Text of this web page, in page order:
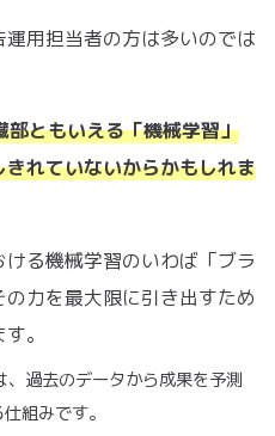
用担当者の方は多いのでは
部ともいえる「機械学習」
れていないからかもしれま
る機械学習のいわば「ブラ
力を最大限に引き出すため
。
過去のデータから成果を予測
組みです。